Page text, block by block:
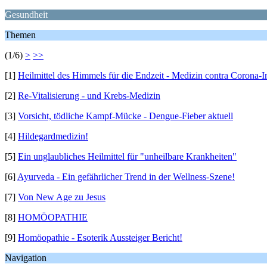
Gesundheit
Themen
(1/6) > >>
[1] Heilmittel des Himmels für die Endzeit - Medizin contra Corona-
[2] Re-Vitalisierung - und Krebs-Medizin
[3] Vorsicht, tödliche Kampf-Mücke - Dengue-Fieber aktuell
[4] Hildegardmedizin!
[5] Ein unglaubliches Heilmittel für "unheilbare Krankheiten"
[6] Ayurveda - Ein gefährlicher Trend in der Wellness-Szene!
[7] Von New Age zu Jesus
[8] HOMÖOPATHIE
[9] Homöopathie - Esoterik Aussteiger Bericht!
Navigation